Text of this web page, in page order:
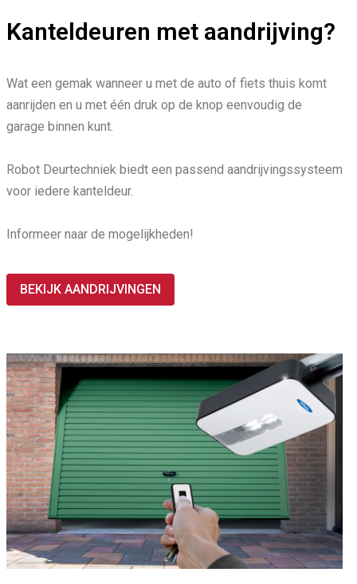
Kanteldeuren met aandrijving?
Wat een gemak wanneer u met de auto of fiets thuis komt
aanrijden en u met één druk op de knop eenvoudig de
garage binnen kunt.
Robot Deurtechniek biedt een passend aandrijvingssysteem
voor iedere kanteldeur.
Informeer naar de mogelijkheden!
BEKIJK AANDRIJVINGEN